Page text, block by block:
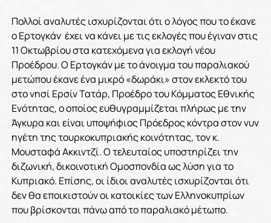
Πολλοί αναλυτές ισχυρίζονται ότι ο λόγος που το έκανε
ο Ερτογκάν έχει να κάνει με τις εκλογές που έγιναν στις
11 Οκτωβρίου στα κατεχόμενα για εκλογή νέου
Προέδρου. Ο Ερτογκάν με το άνοιγμα του παραλιακού
μετώπου έκανε ένα μικρό «δωράκι» στον εκλεκτό του
στο νησί Ερσίν Τατάρ, Προέδρο του Κόμματος Εθνικής
Ενότητας, ο οποίος ευθυγραμμίζεται πλήρως με την
Άγκυρα και είναι υποψήφιος Πρόεδρος κόντρα στον νυν
ηγέτη της τουρκοκυπριακής κοινότητας, τον κ.
Μουσταφά Ακκιντζί. Ο τελευταίος υποστηρίζει την
διζωνική, δικοινοτική Ομοσπονδία ως λύση για το
Κυπριακό. Επίσης, οι ίδιοι αναλυτές ισχυρίζονται ότι
δεν θα εποικιστούν οι κατοικίες των Ελληνοκυπρίων
που βρίσκονται πάνω από το παραλιακό μέτωπο.